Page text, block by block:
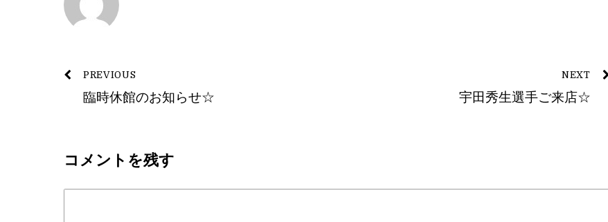
PREVIOUS
臨時休館のお知らせ☆
NEXT
宇田秀生選手ご来店☆
コメントを残す